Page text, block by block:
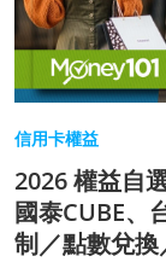
信用卡權益
2026 權益自
國泰CUBE
制／點數兌